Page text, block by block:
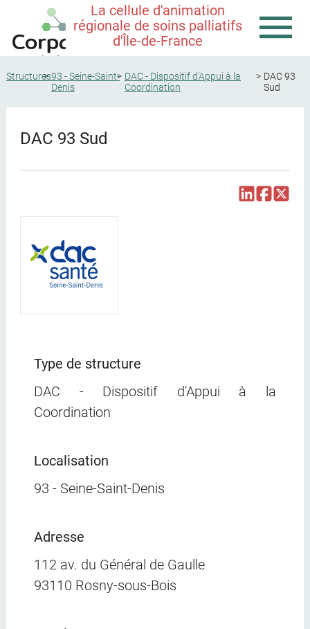
La cellule d'animation
régionale de soins palliatifs
d'Île-de-France
Structures93 - Seine-Saint-
Denis
DAC - Dispositif d'Appui à la
Coordination
DAC 93
Sud
DAC 93 Sud
Type de structure
DAC - Dispositif d'Appui à la
Coordination
Localisation
93 - Seine-Saint-Denis
Adresse
112 av. du Général de Gaulle
93110 Rosny-sous-Bois